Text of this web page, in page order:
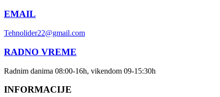
EMAIL
Tehnolider22@gmail.com
RADNO VREME
Radnim danima 08:00-16h, vikendom 09-15:30h
INFORMACIJE